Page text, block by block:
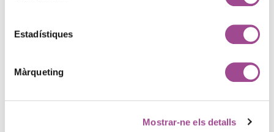
Estadístiques
Màrqueting
Mostrar-ne els detalls
Recursos Humans 3
Sin categorizar
Etiquetas
Andorra Anàlisi